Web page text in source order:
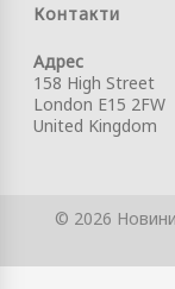
Контакти
Адрес
158 High Street
London E15 2FW
United Kingdom
© 2026